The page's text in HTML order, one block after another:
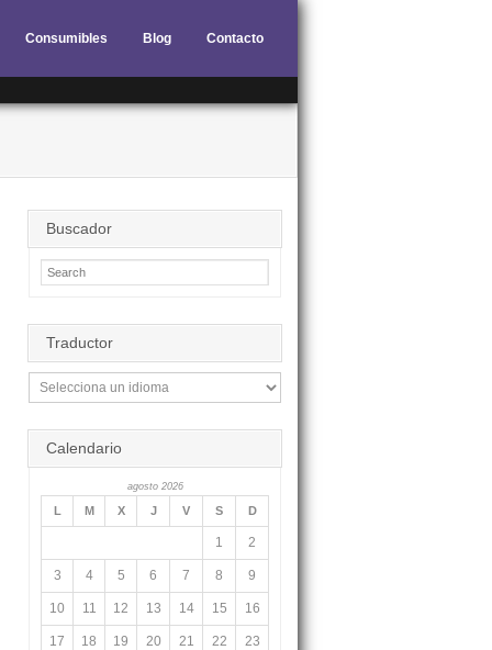
Consumibles Blog Contacto
Buscador
Traductor
Calendario
agosto 2026
L M X J V S D
1 2
3 4 5 6 7 8 9
10 11 12 13 14 15 16
17 18 19 20 21 22 23